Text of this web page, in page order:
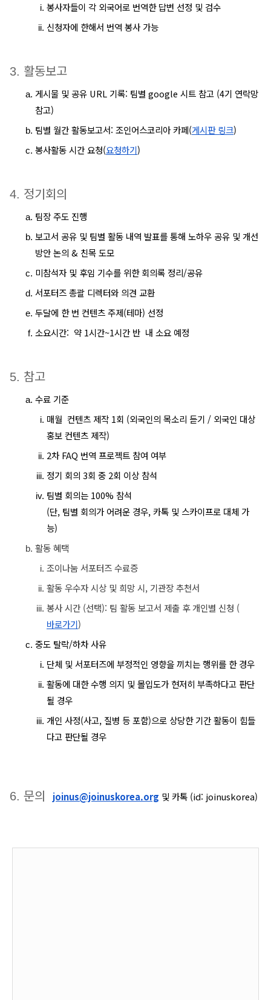
봉사자들이 각 외국어로 번역한 답변 선정 및 검수
신청자에 한해서 번역 봉사 가능
활동보고
게시물 및 공유 URL 기록: 팀별 google 시트 참고 (4기 연락망
참고)
팀별 월간 활동보고서: 조인어스코리아 카페(게시판 링크)
봉사활동 시간 요청(요청하기)
정기회의
팀장 주도 진행
보고서 공유 및 팀별 활동 내역 발표를 통해 노하우 공유 및 개선
방안 논의 & 친목 도모
미참석자 및 후임 기수를 위한 회의록 정리/공유
서포터즈 총괄 디렉터와 의견 교환
두달에 한 번 컨텐츠 주제(테마) 선정
소요시간:  약 1시간~1시간 반  내 소요 예정
참고
수료 기준
매월  컨텐츠 제작 1회 (외국인의 목소리 듣기 / 외국인 대상
홍보 컨텐츠 제작)
2차 FAQ 번역 프로젝트 참여 여부
정기 회의 3회 중 2회 이상 참석
팀별 회의는 100% 참석
(단, 팀별 회의가 어려운 경우, 카톡 및 스카이프로 대체 가
능)
활동 혜택
조이나눔 서포터즈 수료증
활동 우수자 시상 및 희망 시, 기관장 추천서
봉사 시간 (선택): 팀 활동 보고서 제출 후 개인별 신청 (
바로가기)
중도 탈락/하차 사유
단체 및 서포터즈에 부정적인 영향을 끼치는 행위를 한 경우
활동에 대한 수행 의지 및 몰입도가 현저히 부족하다고 판단
될 경우
개인 사정(사고, 질병 등 포함)으로 상당한 기간 활동이 힘들
다고 판단될 경우
문의 joinus@joinuskorea.org 및 카톡 (id: joinuskorea)